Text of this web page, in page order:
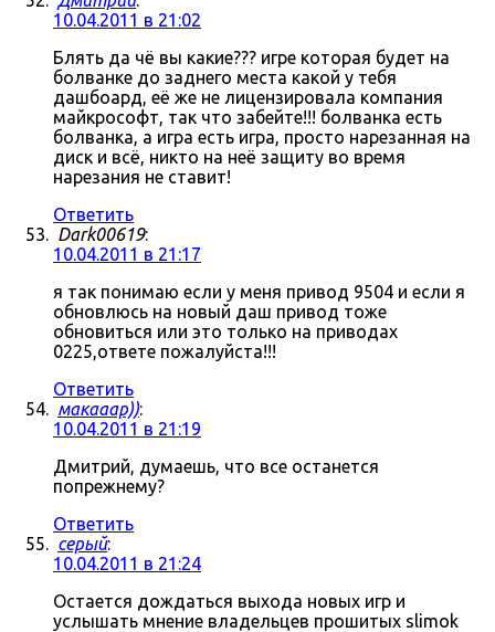
10.04.2011 в 21:02
Блять да чё вы какие??? игре которая будет на
болванке до заднего места какой у тебя
дашбоард, её же не лицензировала компания
майкрософт, так что забейте!!! болванка есть
болванка, а игра есть игра, просто нарезанная на
диск и всё, никто на неё защиту во время
нарезания не ставит!
Ответить
Dark00619:
10.04.2011 в 21:17
я так понимаю если у меня привод 9504 и если я
обновлюсь на новый даш привод тоже
обновиться или это только на приводах
0225,ответе пожалуйста!!!
Ответить
макааар)):
10.04.2011 в 21:19
Дмитрий, думаешь, что все останется
попрежнему?
Ответить
серый:
10.04.2011 в 21:24
Остается дождаться выхода новых игр и
услышать мнение владельцев прошитых slimok